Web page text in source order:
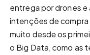
entrega por drones e
intenções de compra
muito desde os
o Big Data, como as